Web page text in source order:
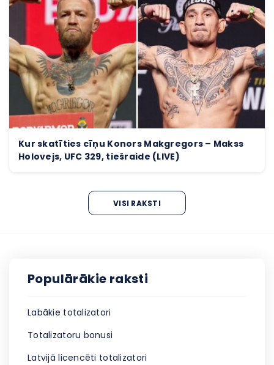
Kur skatīties cīņu Konors Makgregors – Makss
Holovejs, UFC 329, tiešraide (LIVE)
VISI RAKSTI
Populārākie raksti
Labākie totalizatori
Totalizatoru bonusi
Latvijā licencēti totalizatori